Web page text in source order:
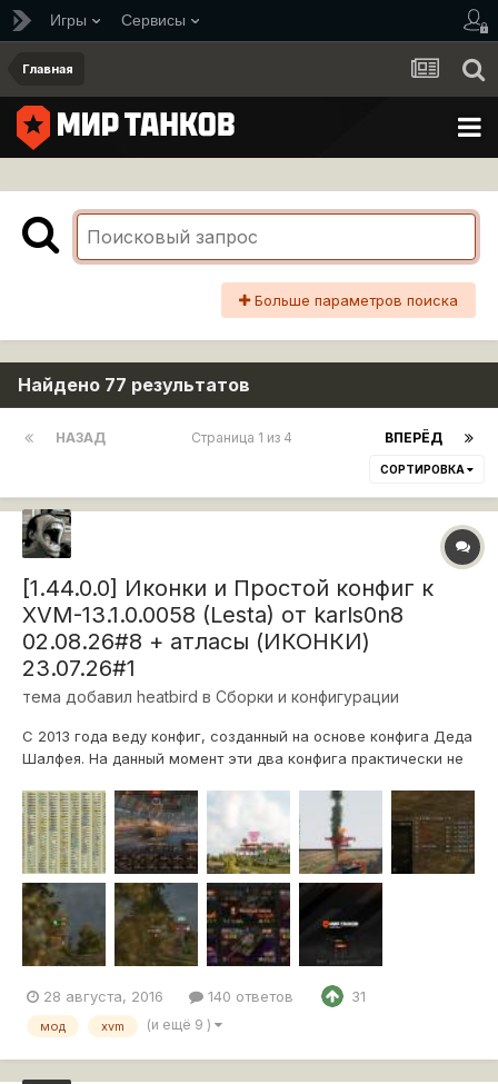
Игры Сервисы
Главная
Больше параметров поиска
Найдено 77 результатов
НАЗАД ВПЕРЁД
Страница 1 из 4
СОРТИРОВКА
[1.44.0.0] Иконки и Простой конфиг к
XVM-13.1.0.0058 (Lesta) от karls0n8
02.08.26#8 + атласы (ИКОНКИ)
23.07.26#1
тема добавил heatbird в Сборки и конфигурации
С 2013 года веду конфиг, созданный на основе конфига Деда
Шалфея. На данный момент эти два конфига практически не
дефолтного конфига xvm, мой конфиг стал скорее
расширенным вариантом дефолтного... Конфиг создан и
даётся "как есть...
28 августа, 2016 140 ответов 31
мод xvm (и ещё 9 )